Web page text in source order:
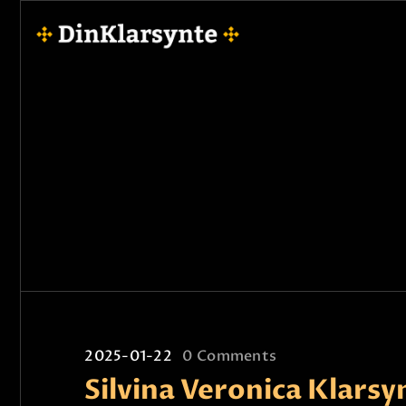
2025-01-22 0 Comments
Silvina Veronica